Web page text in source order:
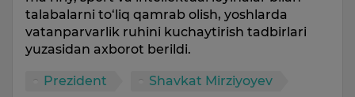
talabalarni to‘liq qamrab olish, yoshlarda
vatanparvarlik ruhini kuchaytirish tadbirlari
yuzasidan axborot berildi.
Prezident
Shavkat Mirziyoyev